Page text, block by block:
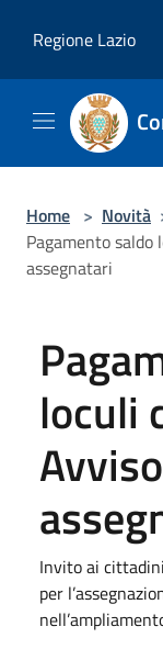
Regione Lazio
Home > Novità
Pagamento
assegnatari
loculi
Invito ai
per